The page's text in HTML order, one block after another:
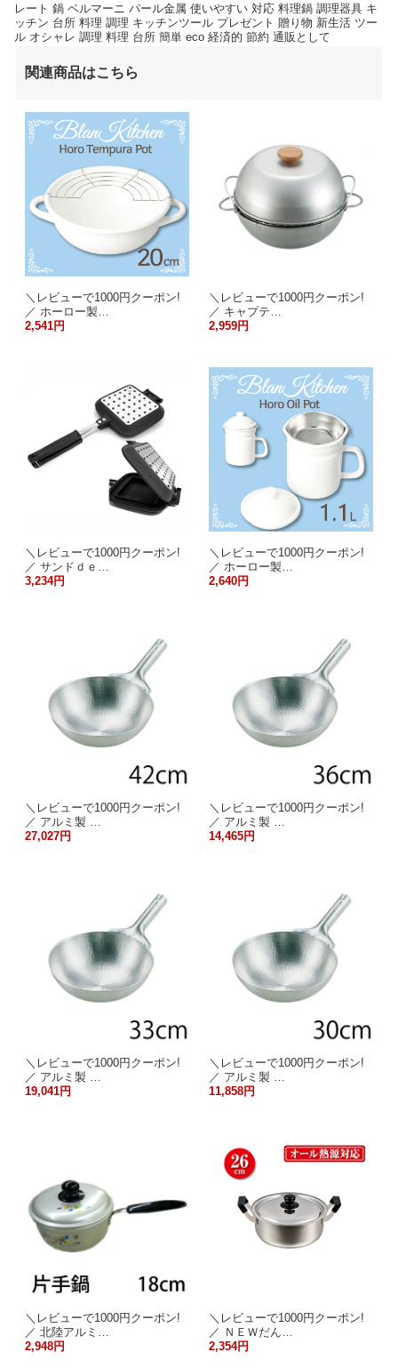
レート 鍋 ベルマーニ パール金属 使いやすい 対応 料理鍋 調理器具 キ
ッチン 台所 料理 調理 キッチンツール プレゼント 贈り物 新生活 ツー
ル オシャレ 調理 料理 台所 簡単 eco 経済的 節約 通販として
関連商品はこちら
＼レビューで1000円クーポン!
／ ホーロー製…
2,541円
＼レビューで1000円クーポン!
／ キャプテ…
2,959円
＼レビューで1000円クーポン!
／ サンドｄｅ…
3,234円
＼レビューで1000円クーポン!
／ ホーロー製…
2,640円
＼レビューで1000円クーポン!
／ アルミ製 …
27,027円
＼レビューで1000円クーポン!
／ アルミ製 …
14,465円
＼レビューで1000円クーポン!
／ アルミ製 …
19,041円
＼レビューで1000円クーポン!
／ アルミ製 …
11,858円
＼レビューで1000円クーポン!
／ 北陸アルミ…
2,948円
＼レビューで1000円クーポン!
／ ＮＥＷだん…
2,354円